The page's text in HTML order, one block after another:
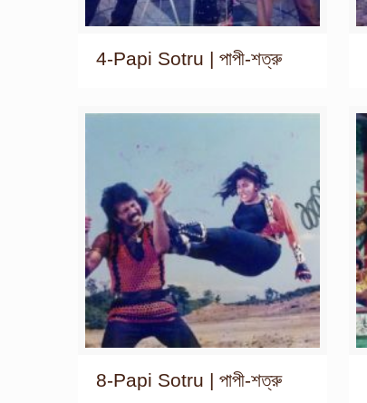
4-Papi Sotru | পাপী-শত্রু
8-Papi Sotru | পাপী-শত্রু